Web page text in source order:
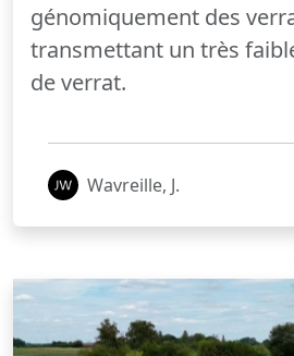
génomiquement des
transmettant un très
de verrat.
Wavreille, J.